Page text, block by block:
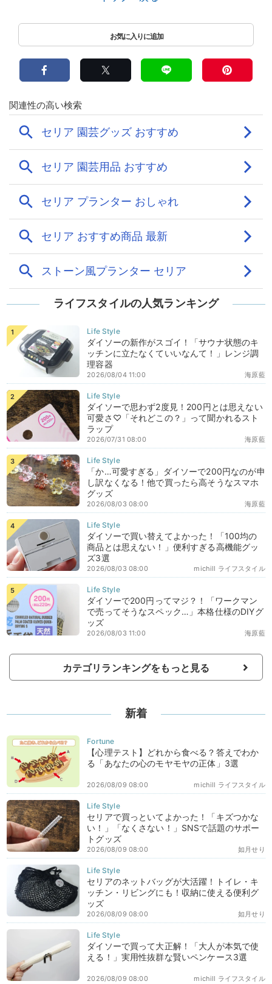
ライフスタイルの人気ランキング
ダイソーの新作がスゴイ！「サウナ状態のキ
ッチンに立たなくていいなんて！」レンジ調
理容器
海原藍
2026/08/04 11:00
ダイソーで思わず2度見！200円とは思えない
可愛さ♡「それどこの？」って聞かれるスト
ラップ
海原藍
2026/07/31 08:00
「か…可愛すぎる」ダイソーで200円なのが申
し訳なくなる！他で買ったら高そうなスマホ
グッズ
海原藍
2026/08/03 08:00
ダイソーで買い替えてよかった！「100均の
商品とは思えない！」便利すぎる高機能グッ
ズ3選
michill ライフスタイル
2026/08/03 08:00
ダイソーで200円ってマジ？！「ワークマン
で売ってそうなスペック…」本格仕様のDIYグ
ッズ
海原藍
2026/08/03 11:00
カテゴリランキングをもっと見る
新着
【心理テスト】どれから食べる？答えでわか
る「あなたの心のモヤモヤの正体」3選
michill ライフスタイル
2026/08/09 08:00
セリアで買っといてよかった！「キズつかな
い！」「なくさない！」SNSで話題のサポー
トグッズ
如月せり
2026/08/09 08:00
セリアのネットバッグが大活躍！トイレ・キ
ッチン・リビングにも！収納に使える便利グ
ッズ
如月せり
2026/08/09 08:00
ダイソーで買って大正解！「大人が本気で使
える！」実用性抜群な賢いペンケース3選
michill ライフスタイル
2026/08/09 08:00